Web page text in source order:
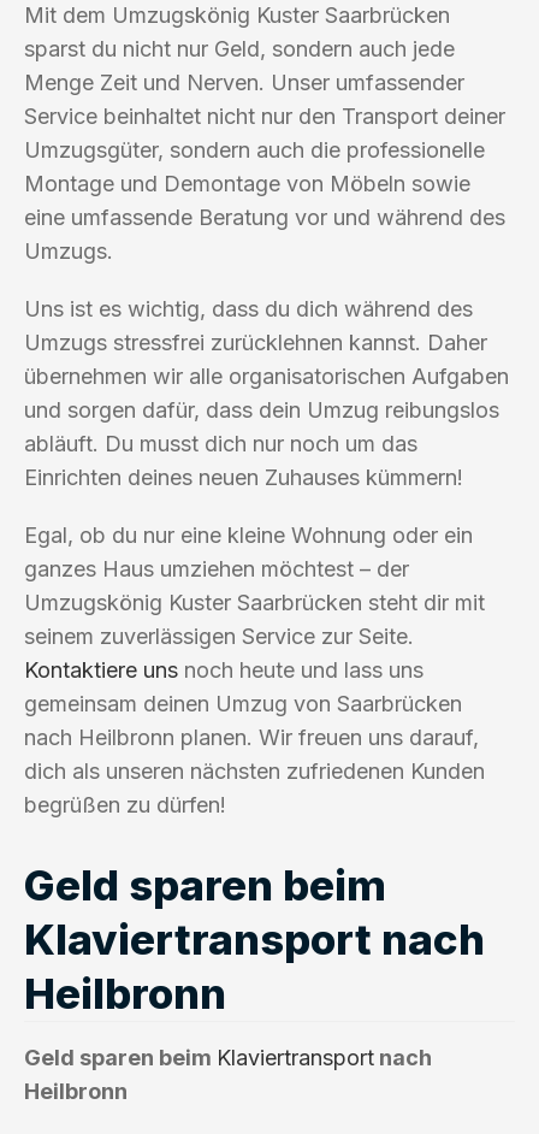
Mit dem Umzugskönig Kuster Saarbrücken
sparst du nicht nur Geld, sondern auch jede
Menge Zeit und Nerven. Unser umfassender
Service beinhaltet nicht nur den Transport deiner
Umzugsgüter, sondern auch die professionelle
Montage und Demontage von Möbeln sowie
eine umfassende Beratung vor und während des
Umzugs.
Uns ist es wichtig, dass du dich während des
Umzugs stressfrei zurücklehnen kannst. Daher
übernehmen wir alle organisatorischen Aufgaben
und sorgen dafür, dass dein Umzug reibungslos
abläuft. Du musst dich nur noch um das
Einrichten deines neuen Zuhauses kümmern!
Egal, ob du nur eine kleine Wohnung oder ein
ganzes Haus umziehen möchtest – der
Umzugskönig Kuster Saarbrücken steht dir mit
seinem zuverlässigen Service zur Seite.
Kontaktiere uns noch heute und lass uns
gemeinsam deinen Umzug von Saarbrücken
nach Heilbronn planen. Wir freuen uns darauf,
dich als unseren nächsten zufriedenen Kunden
begrüßen zu dürfen!
Geld sparen beim
Klaviertransport nach
Heilbronn
Geld sparen beim Klaviertransport nach
Heilbronn